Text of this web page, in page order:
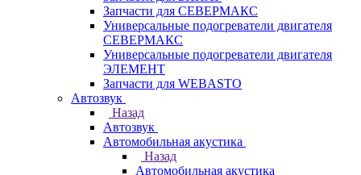
Запчасти для СЕВЕРМАКС
Универсальные подогреватели двигателя
СЕВЕРМАКС
Универсальные подогреватели двигателя
ЭЛЕМЕНТ
Запчасти для WEBASTO
Автозвук
Назад
Автозвук
Автомобильная акустика
Назад
Автомобильная акустика